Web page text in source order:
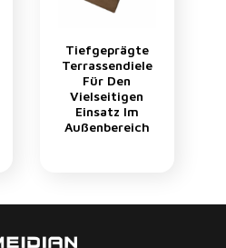
Tiefgeprägte
Terrassendiele
Für Den
Vielseitigen
Einsatz Im
Außenbereich